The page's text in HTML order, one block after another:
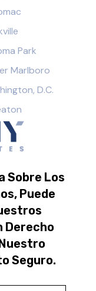
Park
Marlboro
D.C.
Sobre Los
Puede
Derecho
Seguro.